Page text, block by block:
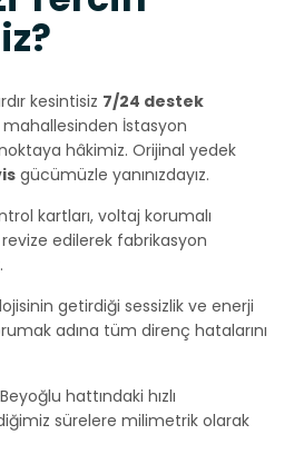
kesintisiz 7/24 destek
İstasyon
hâkimiz. Orijinal yedek
gücümüzle yanınızdayız.
kartları, voltaj korumalı
edilerek fabrikasyon
getirdiği sessizlik ve enerji
adına tüm direnç hatalarını
hattındaki hızlı
sürelere milimetrik olarak